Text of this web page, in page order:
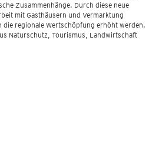
Zusammenhänge. Durch diese neue
mit Gasthäusern und Vermarktung
die regionale Wertschöpfung erhöht werden.
Naturschutz, Tourismus, Landwirtschaft